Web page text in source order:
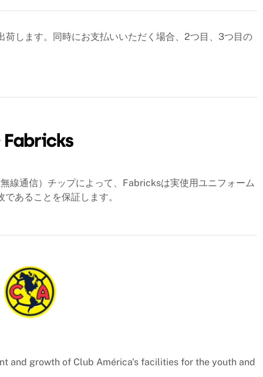
します。同時にお支払いいただく場合、2つ目、3つ目の
線通信）チップによって、Fabricksは実使用ユニフォーム
あることを保証します。
and growth of Club América's facilities for the youth and